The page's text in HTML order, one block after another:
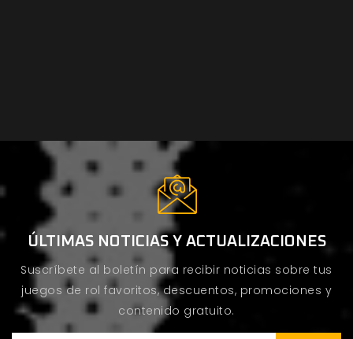
ÚLTIMAS NOTICIAS Y ACTUALIZACIONES
Suscríbete al boletín para recibir noticias sobre tus
juegos de rol favoritos, descuentos, promociones y
contenido gratuito.